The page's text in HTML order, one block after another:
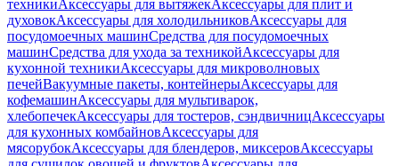
техникиАксессуары для вытяжекАксессуары для плит и
духовокАксессуары для холодильниковАксессуары для
посудомоечных машинСредства для посудомоечных
машинСредства для ухода за техникойАксессуары для
кухонной техникиАксессуары для микроволновых
печейВакуумные пакеты, контейнерыАксессуары для
кофемашинАксессуары для мультиварок,
хлебопечекАксессуары для тостеров, сэндвичницАксессуары
для кухонных комбайновАксессуары для
мясорубокАксессуары для блендеров, миксеровАксессуары